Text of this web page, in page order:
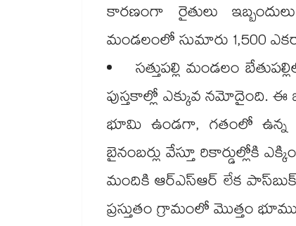
కారణంగా రైతులు
మండలంలో సుమారు 1,500
సత్తుపల్లి మండలం
పుస్తకాల్లో ఎక్కువ నమోదైంది.
భూమి ఉండగా, గతంలో ఉన్న
బైనంబర్లు వేస్తూ రికార్డుల్లోకి
మందికి ఆర్‌‌‌‌ఎస్‌‌ఆర్ లేక
ప్రస్తుతం గ్రామంలో మొత్తం